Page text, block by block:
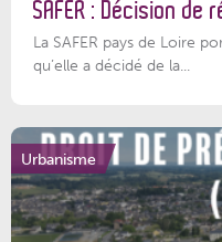
SAFER : Décision de
La SAFER pays de Loire
qu’elle a décidé de la...
Urbanisme